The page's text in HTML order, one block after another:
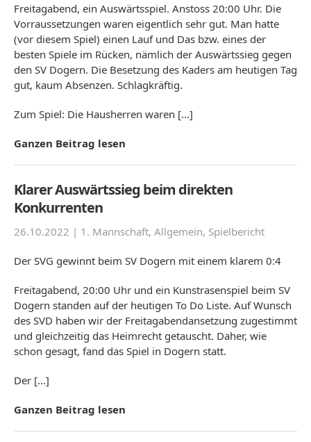
Freitagabend, ein Auswärtsspiel. Anstoss 20:00 Uhr. Die
Vorraussetzungen waren eigentlich sehr gut. Man hatte
(vor diesem Spiel) einen Lauf und Das bzw. eines der
besten Spiele im Rücken, nämlich der Auswärtssieg gegen
den SV Dogern. Die Besetzung des Kaders am heutigen Tag
gut, kaum Absenzen. Schlagkräftig.
Zum Spiel: Die Hausherren waren […]
Ganzen Beitrag lesen
Klarer Auswärtssieg beim direkten
Konkurrenten
26.10.2022 | 1. Mannschaft, Allgemein, Spielbericht
Der SVG gewinnt beim SV Dogern mit einem klarem 0:4
Freitagabend, 20:00 Uhr und ein Kunstrasenspiel beim SV
Dogern standen auf der heutigen To Do Liste. Auf Wunsch
des SVD haben wir der Freitagabendansetzung zugestimmt
und gleichzeitig das Heimrecht getauscht. Daher, wie
schon gesagt, fand das Spiel in Dogern statt.
Der […]
Ganzen Beitrag lesen